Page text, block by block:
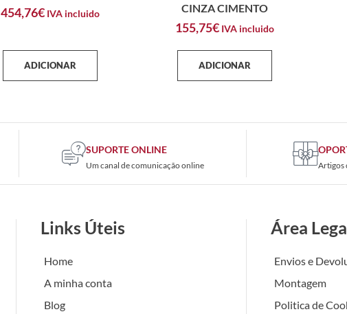
454,76€ IVA incluido
ADICIONAR
CINZA CIMENTO
155,75€ IVA incluido
ADICIONAR
SUPORTE ONLINE
Um canal de comunicação online Artigos
Links Úteis
Home
A minha conta
Blog
Área
Envios e
Montagem
Politica de